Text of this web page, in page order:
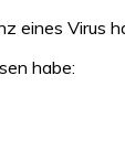
eines Virus
habe: